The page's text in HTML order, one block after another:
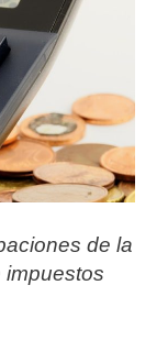
de la
impuestos